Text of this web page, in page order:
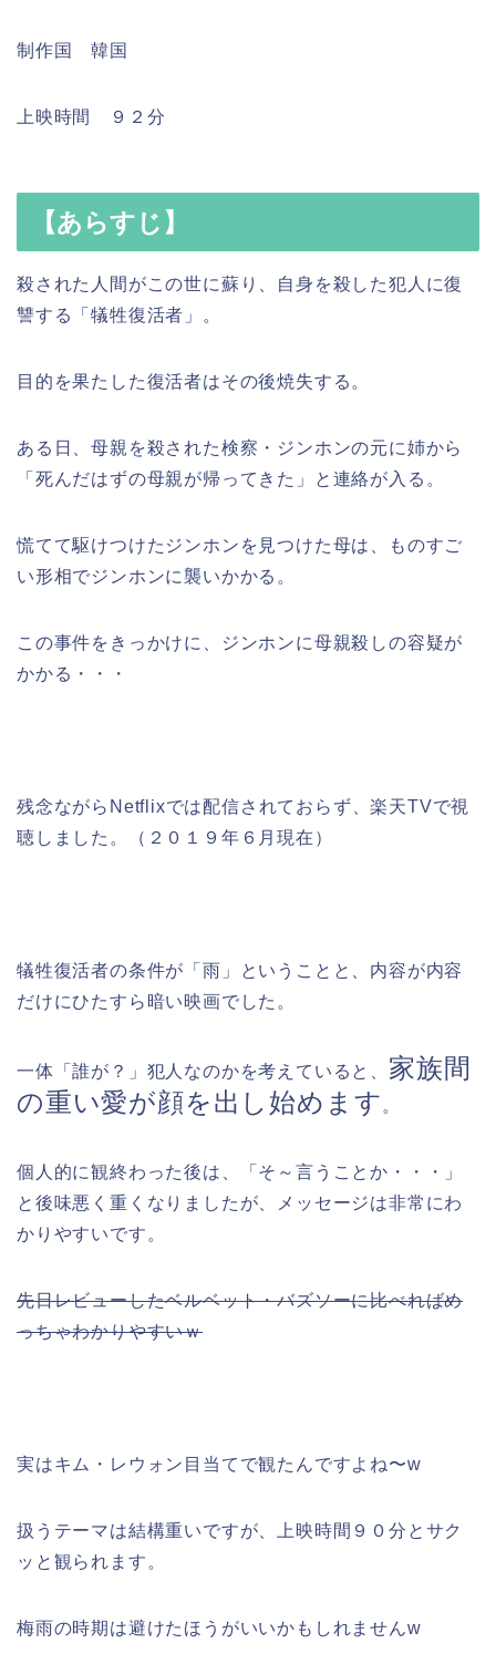
制作国 韓国
上映時間 ９２分
【あらすじ】
殺された人間がこの世に蘇り、自身を殺した犯人に復
讐する「犠牲復活者」。
目的を果たした復活者はその後焼失する。
ある日、母親を殺された検察・ジンホンの元に姉から
「死んだはずの母親が帰ってきた」と連絡が入る。
慌てて駆けつけたジンホンを見つけた母は、ものすご
い形相でジンホンに襲いかかる。
この事件をきっかけに、ジンホンに母親殺しの容疑が
かかる・・・
残念ながらNetflixでは配信されておらず、楽天TVで視
聴しました。（２０１９年６月現在）
犠牲復活者の条件が「雨」ということと、内容が内容
だけにひたすら暗い映画でした。
一体「誰が？」犯人なのかを考えていると、 家族間
の重い愛が顔を出し始めます 。
個人的に観終わった後は、「そ～言うことか・・・」
と後味悪く重くなりましたが、メッセージは非常にわ
かりやすいです。
先日レビューしたベルベット・バズソーに比べればめ
っちゃわかりやすいｗ
実はキム・レウォン目当てで観たんですよね〜w
扱うテーマは結構重いですが、上映時間９０分とサク
ッと観られます。
梅雨の時期は避けたほうがいいかもしれませんw